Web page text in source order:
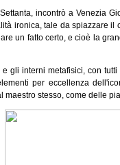
incontrò a Venezia
ironica, tale da spiazzare
un fatto certo, e cioè la
gli interni metafisici, con
per eccellenza
stesso, come delle